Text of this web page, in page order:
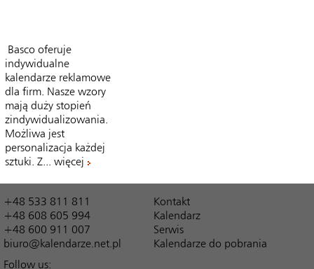
Basco oferuje
indywidualne
kalendarze reklamowe
dla firm. Nasze wzory
mają duży stopień
zindywidualizowania.
Możliwa jest
personalizacja każdej
sztuki. Z...
więcej
+48 533 811 811
+48 608 605 994
+48 600 911 007
biuro@kalendarze.net.pl
Kontakt
Kalendarz
Serwis
Kalendarze do pobrania
Follow us: